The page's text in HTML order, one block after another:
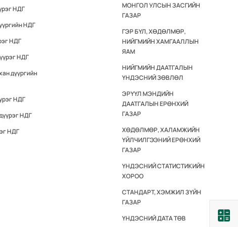
НДГ
НДГ
НДГ
НДГ
дүүргийн
НДГ
НДГ
НДГ
МОНГОЛ УЛСЫН ЗАСГИЙН
ГАЗАР
ГЭР БҮЛ, ХӨДӨЛМӨР,
НИЙГМИЙН ХАМГААЛЛЫН
ЯАМ
НИЙГМИЙН ДААТГАЛЫН
ҮНДЭСНИЙ ЗӨВЛӨЛ
ЭРҮҮЛ МЭНДИЙН
ДААТГАЛЫН ЕРӨНХИЙ
ГАЗАР
ХӨДӨЛМӨР, ХАЛАМЖИЙН
ҮЙЛЧИЛГЭЭНИЙ ЕРӨНХИЙ
ГАЗАР
ҮНДЭСНИЙ СТАТИСТИКИЙН
ХОРОО
СТАНДАРТ, ХЭМЖИЛ ЗҮЙН
ГАЗАР
ҮНДЭСНИЙ ДАТА ТӨВ